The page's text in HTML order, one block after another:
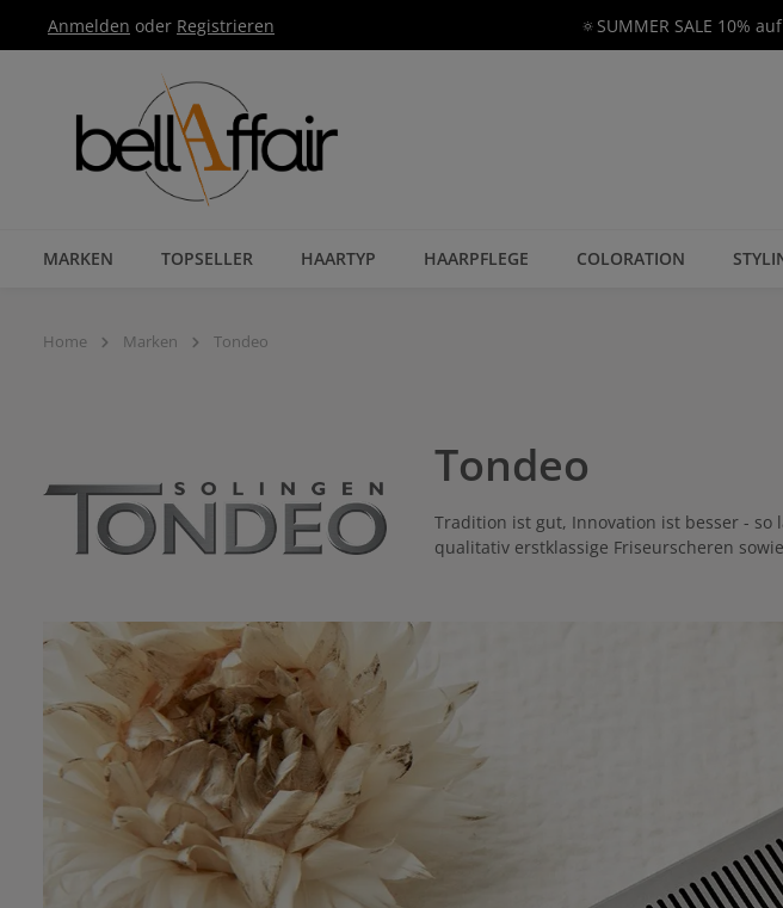
Hauptnavigation springen
Anmelden oder Registrieren 🔅SUMMER SALE 10%
MARKEN TOPSELLER HAARTYP HAARPFLEGE COLORATION
Home Marken Tondeo
Tondeo
Tradition ist gut, Innovation ist besser - so
qualitativ erstklassige Friseurscheren